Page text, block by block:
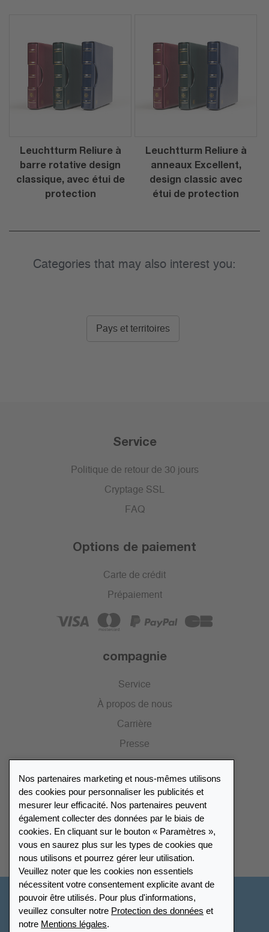
Leuchtturm Reliure à
barre rotative design
classique, avec étui de
protection
Leuchtturm Reliure à
anneaux Excellent,
design classic avec
étui de protection
Categories that may also interest you:
Pays et territoires
Service
Politique de retour de 30 jours
Cryptage SSL
FAQ
Options de paiement
Carte de crédit
Prépaiement
compagnie
Service
À propos de nous
Carrière
Presse
Portail des revendeurs
Répertoire des revendeurs
Trouver Leuchtturm
Nos partenaires marketing et nous-mêmes utilisons
des cookies pour personnaliser les publicités et
mesurer leur efficacité. Nos partenaires peuvent
également collecter des données par le biais de
cookies. En cliquant sur le bouton « Paramètres »,
vous en saurez plus sur les types de cookies que
nous utilisons et pourrez gérer leur utilisation.
Veuillez noter que les cookies non essentiels
nécessitent votre consentement explicite avant de
pouvoir être utilisés. Pour plus d'informations,
veuillez consulter notre Protection des données et
notre Mentions légales.
France
Paramètres des cookies